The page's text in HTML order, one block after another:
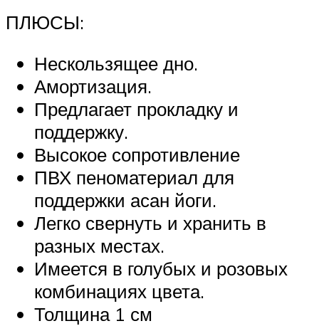
ПЛЮСЫ:
Нескользящее дно.
Амортизация.
Предлагает прокладку и
поддержку.
Высокое сопротивление
ПВХ пеноматериал для
поддержки асан йоги.
Легко свернуть и хранить в
разных местах.
Имеется в голубых и розовых
комбинациях цвета.
Толщина 1 см